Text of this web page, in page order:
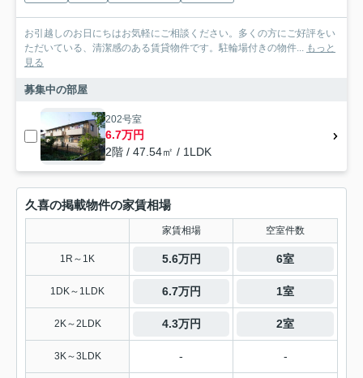
お引越しのお日にちはお気軽にご相談ください。多くの方にご好評をい
ただいている、清潔感のある賃貸物件です。駐輪場付きの物件... もっと
見る
募集中の部屋
202号室
6.7万円
2階 / 47.54㎡ / 1LDK
久喜の掲載物件の家賃相場
家賃相場 空室件数
1R～1K 5.6万円 6室
1DK～1LDK 6.7万円 1室
2K～2LDK 4.3万円 2室
3K～3LDK - -